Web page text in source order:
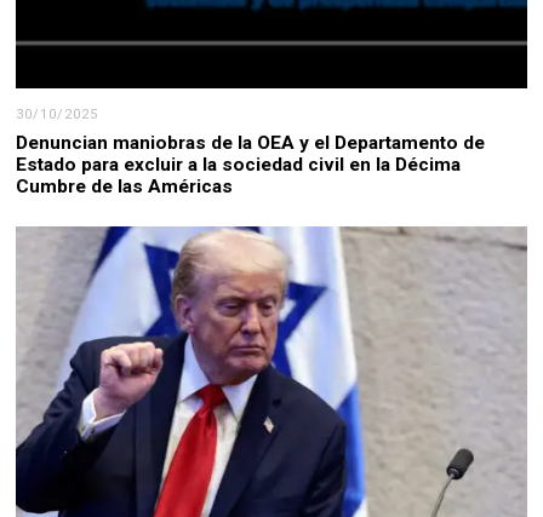
30/10/2025
Denuncian maniobras de la OEA y el Departamento de
Estado para excluir a la sociedad civil en la Décima
Cumbre de las Américas